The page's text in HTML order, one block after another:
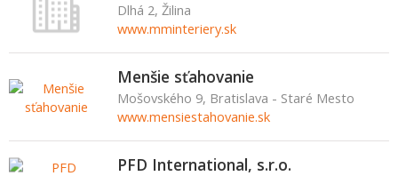
Dlhá 2, Žilina
www.mminteriery.sk
Menšie sťahovanie
Mošovského 9, Bratislava - Staré Mesto
www.mensiestahovanie.sk
PFD International, s.r.o.